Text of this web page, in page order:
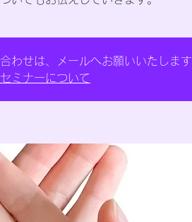
わせは、メールへお願いいたしま
ミナーについて